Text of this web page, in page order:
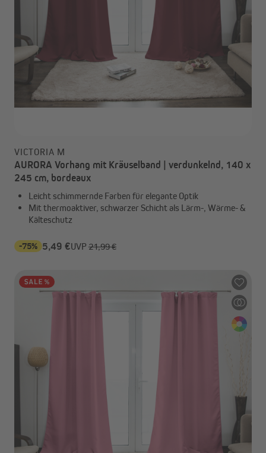
VICTORIA M
AURORA Vorhang mit Kräuselband | verdunkelnd, 140 x
245 cm, bordeaux
Leicht schimmernde Farben für elegante Optik
Mit thermoaktiver, schwarzer Schicht als Lärm-, Wärme- &
Kälteschutz
-75% 5,49 €UVP 21,99 €